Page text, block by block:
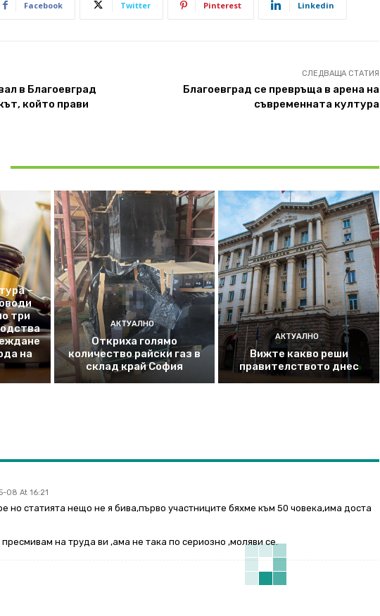
Facebook Twitter Pinterest Linkedin
в Благоевград
който прави
СЛЕДВАЩА СТАТИЯ
Благоевград се превръща в арена на
съвременната култура
–
три
на
АКТУАЛНО
Откриха голямо
количество райски газ в
склад край София
АКТУАЛНО
Вижте какво реши
правителството днес
08 At 16:21
но статията нещо не я бива,първо участниците бяхме към 50 човека,има доста
на труда ви ,ама не така по сериозно ,моляви се.